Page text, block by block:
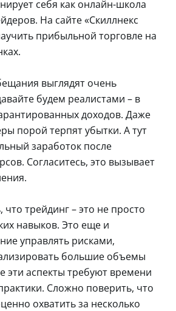
себя как онлайн-школа
На сайте «Скиллнекс
прибыльной торговле на
выглядят очень
будем реалистами – в
доходов. Даже
порой терпят убытки. А тут
заработок после
Согласитесь, это вызывает
трейдинг – это не просто
навыков. Это еще и
управлять рисками,
большие объемы
эти аспекты требуют времени
Сложно поверить, что
охватить за несколько